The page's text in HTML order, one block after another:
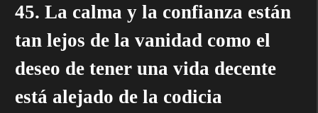
45. La calma y la confianza están
tan lejos de la vanidad como el
deseo de tener una vida decente
está alejado de la codicia